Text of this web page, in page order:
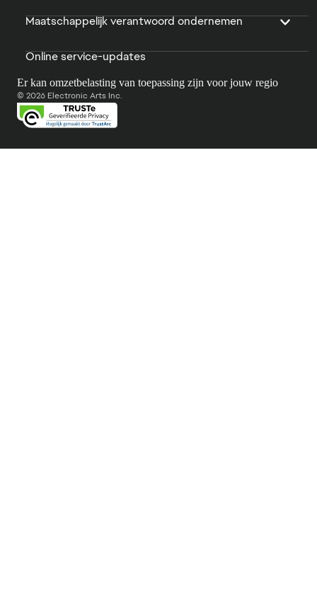
Maatschappelijk verantwoord ondernemen
Online service-updates
Er kan omzetbelasting van toepassing zijn voor jouw regio
© 2026 Electronic Arts Inc.